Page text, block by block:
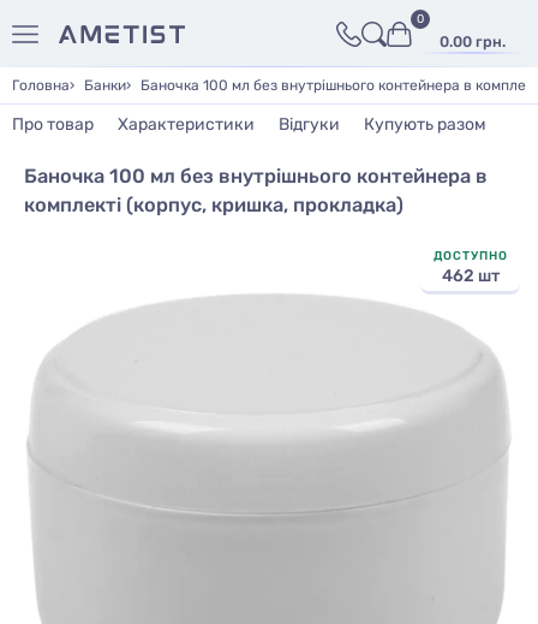
0.00 грн.
0
Головна Банки Баночка 100 мл без внутрішнього контейнера в
Про товар Характеристики Відгуки Купують разом
Баночка 100 мл без внутрішнього контейнера в
комплекті (корпус, кришка, прокладка)
ДОСТУПНО
462 шт